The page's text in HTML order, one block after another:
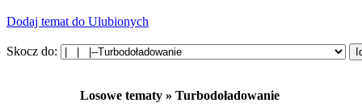
Dodaj temat do Ulubionych
Skocz do:
Losowe tematy » Turbodoładowanie